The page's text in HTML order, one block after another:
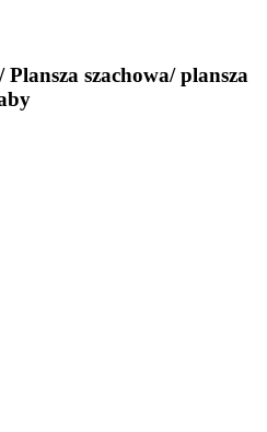
szachowa/ plansza